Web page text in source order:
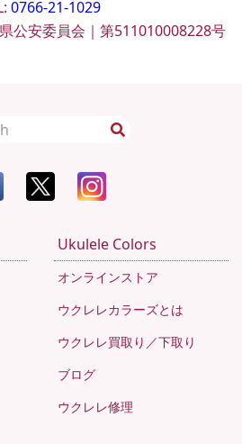
0766-21-1029
公安委員会｜第511010008228号
Ukulele Colors
オンラインストア
ウクレレカラーズとは
ウクレレ買取り／下取り
ブログ
ウクレレ修理